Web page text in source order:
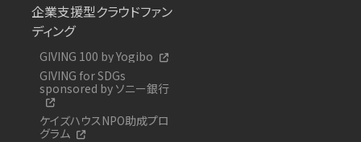
企業支援型クラウドファン
ディング
GIVING 100 by Yogibo
GIVING for SDGs
sponsored by ソニー銀行
ケイズハウスNPO助成プロ
グラム